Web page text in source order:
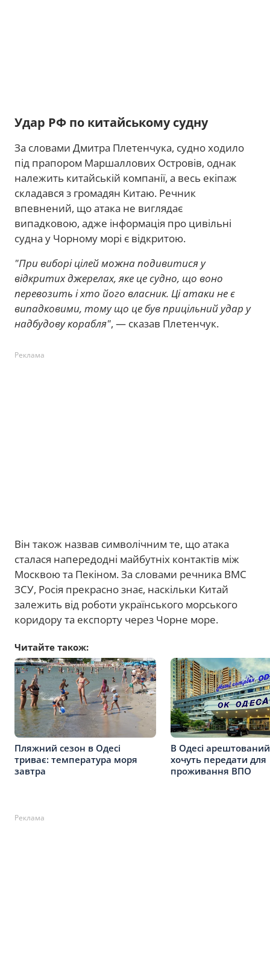
Удар РФ по китайському судну
За словами Дмитра Плетенчука, судно ходило
під прапором Маршаллових Островів, однак
належить китайській компанії, а весь екіпаж
складався з громадян Китаю. Речник
впевнений, що атака не виглядає
випадковою, адже інформація про цивільні
судна у Чорному морі є відкритою.
"При виборі цілей можна подивитися у
відкритих джерелах, яке це судно, що воно
перевозить і хто його власник. Ці атаки не є
випадковими, тому що це був прицільний удар у
надбудову корабля", — сказав Плетенчук.
Реклама
Він також назвав символічним те, що атака
сталася напередодні майбутніх контактів між
Москвою та Пекіном. За словами речника ВМС
ЗСУ, Росія прекрасно знає, наскільки Китай
залежить від роботи українського морського
коридору та експорту через Чорне море.
Читайте також:
Пляжний сезон в Одесі
триває: температура моря
завтра
В Одесі
хочуть передати для
проживання ВПО
Реклама